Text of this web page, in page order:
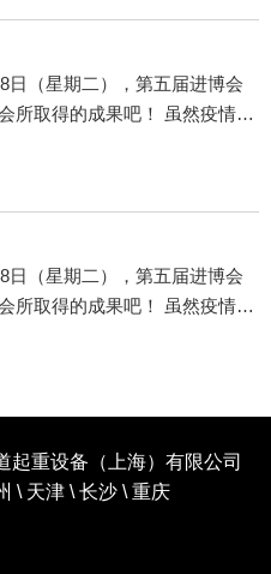
日（星期二），第五届进博会
成果吧！ 虽然疫情管
观众的莅临指导。【KITO展位
日（星期二），第五届进博会
成果吧！ 虽然疫情管
起重设备（上海）有限公司
\ 天津 \ 长沙 \ 重庆